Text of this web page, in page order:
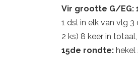
Vir grootte G/EG:
1 dsl in elk van vlg 3
2 ks) 8 keer in
15de rondte: hekel